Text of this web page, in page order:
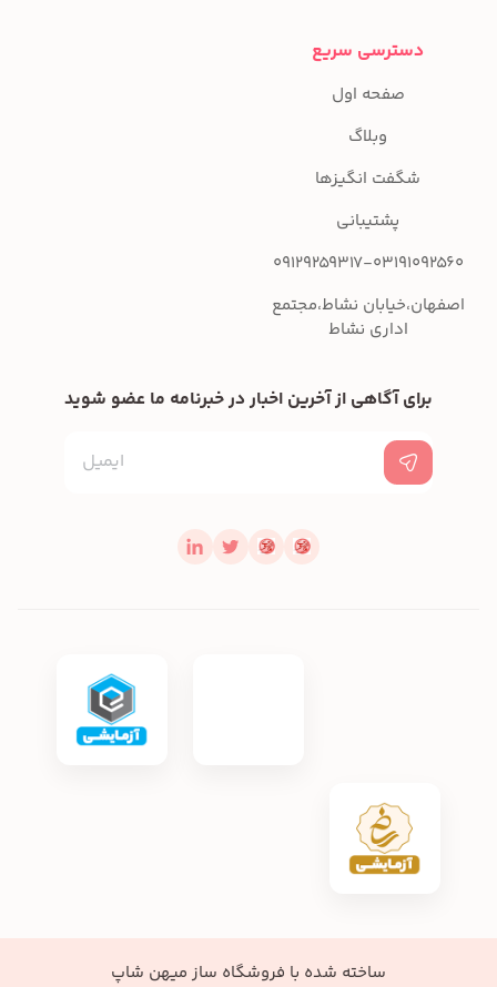
دسترسی سریع
صفحه اول
وبلاگ
شگفت انگیزها
پشتیبانی
09129259317-03191092560
اصفهان،خیابان نشاط،مجتمع
اداری نشاط
برای آگاهی از آخرین اخبار در خبرنامه ما عضو شوید
ساخته شده با فروشگاه ساز میهن شاپ